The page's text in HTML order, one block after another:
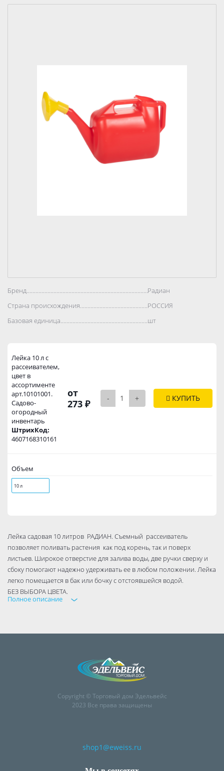
Бренд..................................................................................Радиан
Страна происхождения..................................................................................
РОССИЯ
Базовая единица..................................................................................
шт
Лейка 10 л с
рассеивателем,
цвет в
ассортименте
арт.10101001.
Садово-
огородный
инвентарь
ШтрихКод:
4607168310161
от
273 ₽
- + КУПИТЬ
Объем
10 л
Лейка садовая 10 литров РАДИАН. Съемный рассеиватель
позволяет поливать растения как под корень, так и поверх
листьев. Широкое отверстие для залива воды, две ручки сверху и
сбоку помогают надежно удерживать ее в любом положении. Лейка
легко помещается в бак или бочку с отстоявшейся водой.
БЕЗ ВЫБОРА ЦВЕТА.
Полное описание
Copyright © Торговый дом Эдельвейс
2023 Все права защищены
shop1@eweiss.ru